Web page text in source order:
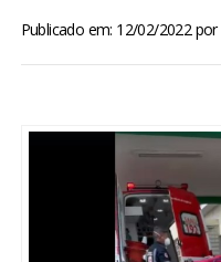
ENTRETENIMENTO
Publicado em: 12/02/2022por